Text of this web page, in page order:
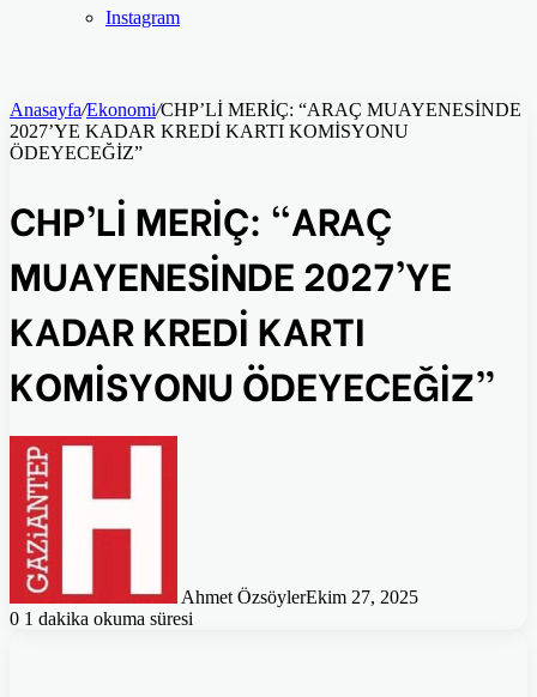
Instagram
Anasayfa/Ekonomi/CHP’Lİ MERİÇ: “ARAÇ MUAYENESİNDE
2027’YE KADAR KREDİ KARTI KOMİSYONU
ÖDEYECEĞİZ”
CHP’Lİ MERİÇ: “ARAÇ
MUAYENESİNDE 2027’YE
KADAR KREDİ KARTI
KOMİSYONU ÖDEYECEĞİZ”
Ahmet ÖzsöylerEkim 27, 2025
0 1 dakika okuma süresi